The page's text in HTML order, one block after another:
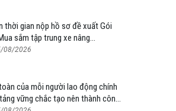
thời gian nộp hồ sơ đề xuất Gói
sắm tập trung xe nâng
thuộc Tổng công ty Hàng hải
08/2026
của mỗi người lao động chính
vững chắc tạo nên thành công